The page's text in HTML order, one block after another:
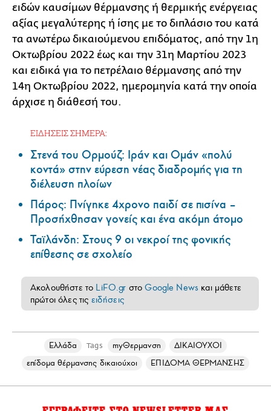
ειδών καυσίμων θέρμανσης ή θερμικής ενέργειας
αξίας μεγαλύτερης ή ίσης με το διπλάσιο του κατά
τα ανωτέρω δικαιούμενου επιδόματος, από την 1η
Οκτωβρίου 2022 έως και την 31η Μαρτίου 2023
και ειδικά για το πετρέλαιο θέρμανσης από την
14η Οκτωβρίου 2022, ημερομηνία κατά την οποία
άρχισε η διάθεσή του.
ΕΙΔΗΣΕΙΣ ΣΗΜΕΡΑ:
Στενά του Ορμούζ: Ιράν και Ομάν «πολύ
κοντά» στην εύρεση νέας διαδρομής για τη
διέλευση πλοίων
Πάρος: Πνίγηκε 4χρονο παιδί σε πισίνα –
Προσήχθησαν γονείς και ένα ακόμη άτομο
Ταϊλάνδη: Στους 9 οι νεκροί της φονικής
επίθεσης σε σχολείο
Ακολουθήστε το LiFO.gr στοGoogle News και μάθετε
πρώτοι όλες τις ειδήσεις
Ελλάδα Tags myΘερμανση
ΔΙΚΑΙΟΥΧΟΙ
επίδομα θέρμανσης δικαιούχοι
ΕΠΙΔΟΜΑ ΘΕΡΜΑΝΣΗΣ